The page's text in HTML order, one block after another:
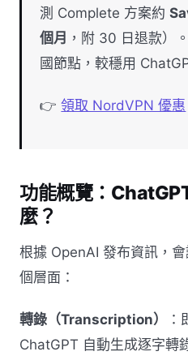
測 Complete 方案約
個月 ，附 30 日退款）
國節點，較穩用
👉領取 NordVPN 優惠
功能概覽：
麼？
根據 OpenAI 發布資訊，
個層面：
轉錄（Transcription）
ChatGPT 自動生成逐字轉